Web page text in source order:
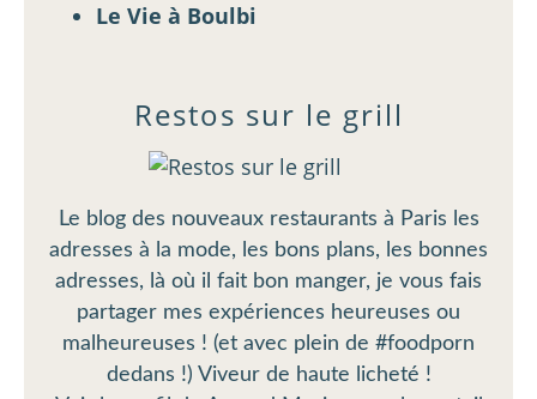
Restos sur le grill
Le blog des nouveaux restaurants à Paris les
adresses à la mode, les bons plans, les bonnes
adresses, là où il fait bon manger, je vous fais
partager mes expériences heureuses ou
malheureuses ! (et avec plein de #foodporn
dedans !) Viveur de haute licheté !
Le Vie à Boulbi